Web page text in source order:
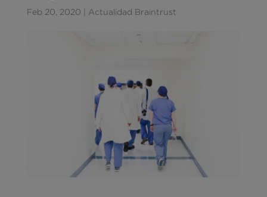
Feb 20, 2020 Actualidad Braintrust